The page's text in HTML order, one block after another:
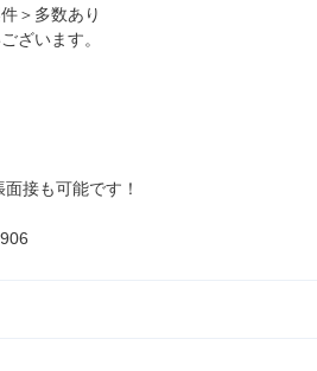
＞多数あり
ざいます。
接も可能です！